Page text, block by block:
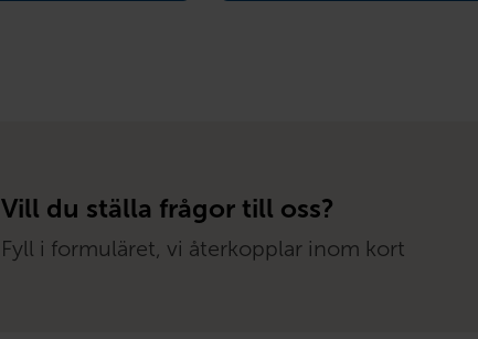
Vill du ställa frågor till oss?
Fyll i formuläret, vi återkopplar inom kort